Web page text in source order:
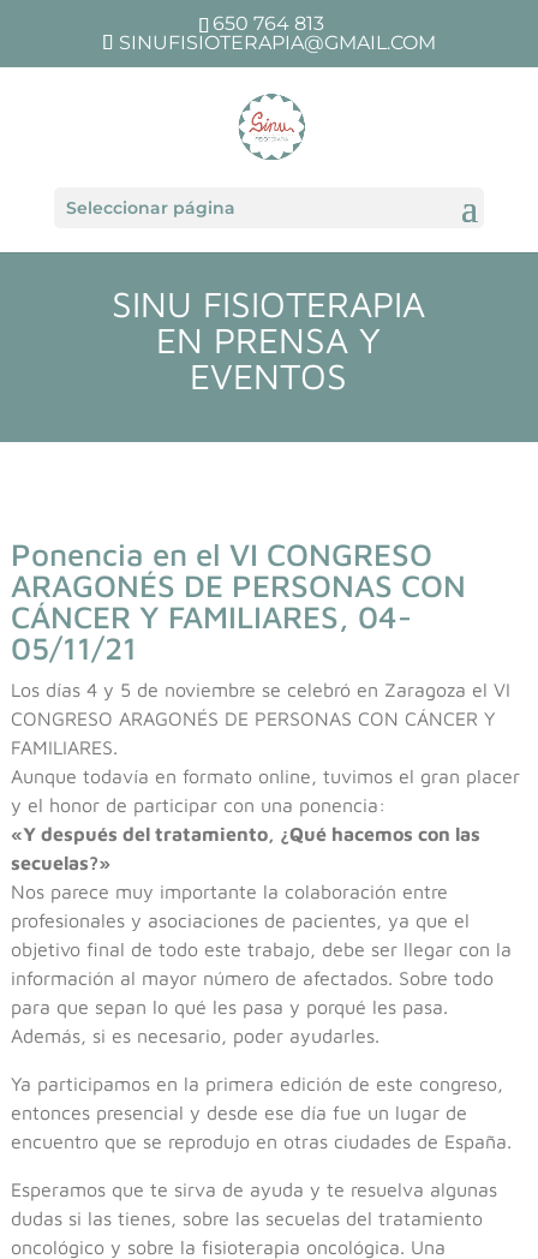
650 764 813
SINUFISIOTERAPIA@GMAIL.COM
Seleccionar página
SINU FISIOTERAPIA
EN PRENSA Y
EVENTOS
Ponencia en el VI CONGRESO
ARAGONÉS DE PERSONAS CON
CÁNCER Y FAMILIARES, 04-
05/11/21
Los días 4 y 5 de noviembre se celebró en Zaragoza el VI
CONGRESO ARAGONÉS DE PERSONAS CON CÁNCER Y
FAMILIARES.
Aunque todavía en formato online, tuvimos el gran placer
y el honor de participar con una ponencia:
«Y después del tratamiento, ¿Qué hacemos con las
secuelas?»
Nos parece muy importante la colaboración entre
profesionales y asociaciones de pacientes, ya que el
objetivo final de todo este trabajo, debe ser llegar con la
información al mayor número de afectados. Sobre todo
para que sepan lo qué les pasa y porqué les pasa.
Además, si es necesario, poder ayudarles.
Ya participamos en la primera edición de este congreso,
entonces presencial y desde ese día fue un lugar de
encuentro que se reprodujo en otras ciudades de España.
Esperamos que te sirva de ayuda y te resuelva algunas
dudas si las tienes, sobre las secuelas del tratamiento
oncológico y sobre la fisioterapia oncológica. Una